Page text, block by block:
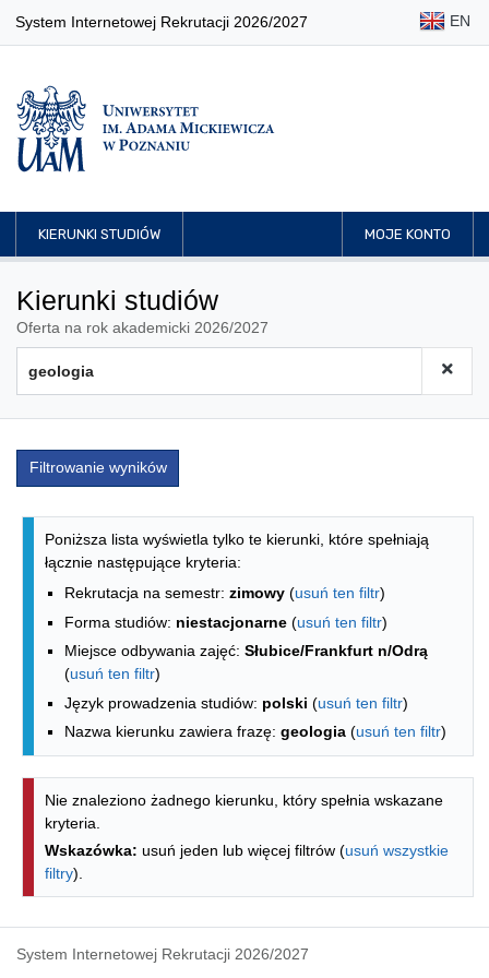
System Internetowej Rekrutacji 2026/2027 EN
KIERUNKI STUDIÓW MOJE KONTO
Kierunki studiów
Oferta na rok akademicki 2026/2027
Filtrowanie wyników
Lista kierunków - indeks alfabetyczny
Poniższa lista wyświetla tylko te kierunki, które spełniają
łącznie następujące kryteria:
Rekrutacja na semestr: zimowy (usuń ten filtr)
Forma studiów: niestacjonarne (usuń ten filtr)
Miejsce odbywania zajęć: Słubice/Frankfurt n/Odrą
(usuń ten filtr)
Język prowadzenia studiów: polski (usuń ten filtr)
Nazwa kierunku zawiera frazę: geologia (usuń ten filtr)
Nie znaleziono żadnego kierunku, który spełnia wskazane
kryteria.
Wskazówka: usuń jeden lub więcej filtrów (usuń wszystkie
filtry).
System Internetowej Rekrutacji 2026/2027